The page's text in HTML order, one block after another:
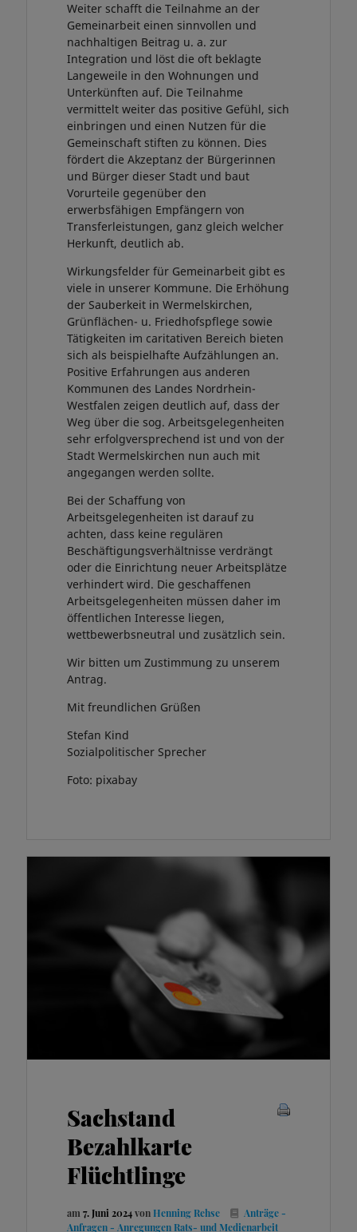
Weiter schafft die Teilnahme an der
Gemeinarbeit einen sinnvollen und
nachhaltigen Beitrag u. a. zur
Integration und löst die oft beklagte
Langeweile in den Wohnungen und
Unterkünften auf. Die Teilnahme
vermittelt weiter das positive Gefühl, sich
einbringen und einen Nutzen für die
Gemeinschaft stiften zu können. Dies
fördert die Akzeptanz der Bürgerinnen
und Bürger dieser Stadt und baut
Vorurteile gegenüber den
erwerbsfähigen Empfängern von
Transferleistungen, ganz gleich welcher
Herkunft, deutlich ab.
Wirkungsfelder für Gemeinarbeit gibt es
viele in unserer Kommune. Die Erhöhung
der Sauberkeit in Wermelskirchen,
Grünflächen- u. Friedhofspflege sowie
Tätigkeiten im caritativen Bereich bieten
sich als beispielhafte Aufzählungen an.
Positive Erfahrungen aus anderen
Kommunen des Landes Nordrhein-
Westfalen zeigen deutlich auf, dass der
Weg über die sog. Arbeitsgelegenheiten
sehr erfolgversprechend ist und von der
Stadt Wermelskirchen nun auch mit
angegangen werden sollte.
Bei der Schaffung von
Arbeitsgelegenheiten ist darauf zu
achten, dass keine regulären
Beschäftigungsverhältnisse verdrängt
oder die Einrichtung neuer Arbeitsplätze
verhindert wird. Die geschaffenen
Arbeitsgelegenheiten müssen daher im
öffentlichen Interesse liegen,
wettbewerbsneutral und zusätzlich sein.
Wir bitten um Zustimmung zu unserem
Antrag.
Mit freundlichen Grüßen
Stefan Kind
Sozialpolitischer Sprecher
Foto: pixabay
Sachstand
Bezahlkarte
Flüchtlinge
am 7. Juni 2024von Henning Rehse
Anträge -
Anfragen - Anregungen Rats- und Medienarbeit